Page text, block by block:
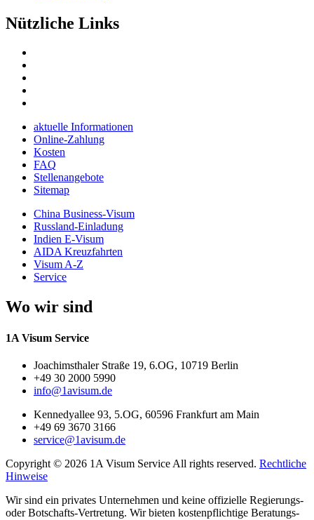
Nützliche Links
aktuelle Informationen
Online-Zahlung
Kosten
FAQ
Stellenangebote
Sitemap
China Business-Visum
Russland-Einladung
Indien E-Visum
AIDA Kreuzfahrten
Visum A-Z
Service
Wo wir sind
1A Visum Service
Joachimsthaler Straße 19, 6.OG, 10719 Berlin
+49 30 2000 5990
info@1avisum.de
Kennedyallee 93, 5.OG, 60596 Frankfurt am Main
+49 69 3670 3166
service@1avisum.de
Copyright © 2026 1A Visum Service All rights reserved. Rechtliche
Hinweise
Wir sind ein privates Unternehmen und keine offizielle Regierungs-
oder Botschafts-Vertretung. Wir bieten kostenpflichtige Beratungs-